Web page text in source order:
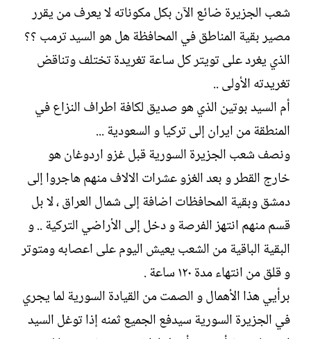
شعب الجزيرة ضائع الآن بكل مكوناته لا يعرف من يقرر
مصير بقية المناطق في المحافظة هل هو السيد ترمب ؟؟
الذي يغرد على تويتر كل ساعة تغريدة تختلف وتناقض
تغريدته الأولى ..
أم السيد بوتين الذي هو صديق لكافة اطراف النزاع في
المنطقة من ايران إلى تركيا و السعودية ...
ونصف شعب الجزيرة السورية قبل غزو اردوغان هو
خارج القطر و بعد الغزو عشرات الالاف منهم هاجروا إلى
دمشق وبقية المحافظات اضافة إلى شمال العراق ، لا بل
قسم منهم انتهز الفرصة و دخل إلى الأراضي التركية .. و
البقية الباقية من الشعب يعيش اليوم على اعصابه ومتوتر
و قلق من انتهاء مدة ١٢٠ ساعة .
برأيي هذا الأهمال و الصمت من القيادة السورية لما يجري
في الجزيرة السورية سيدفع الجميع ثمنه إذا توغل السيد